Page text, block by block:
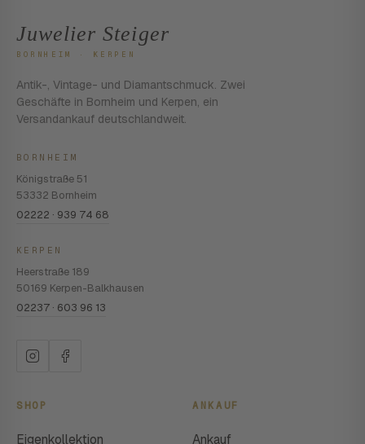
Juwelier Steiger
BORNHEIM · KERPEN
Antik-, Vintage- und Diamantschmuck. Zwei
Geschäfte in Bornheim und Kerpen, ein
Versandankauf deutschlandweit.
BORNHEIM
Königstraße 51
53332 Bornheim
02222 · 939 74 68
KERPEN
Heerstraße 189
50169 Kerpen-Balkhausen
02237 · 603 96 13
SHOP
Eigenkollektion
ANKAUF
Ankauf